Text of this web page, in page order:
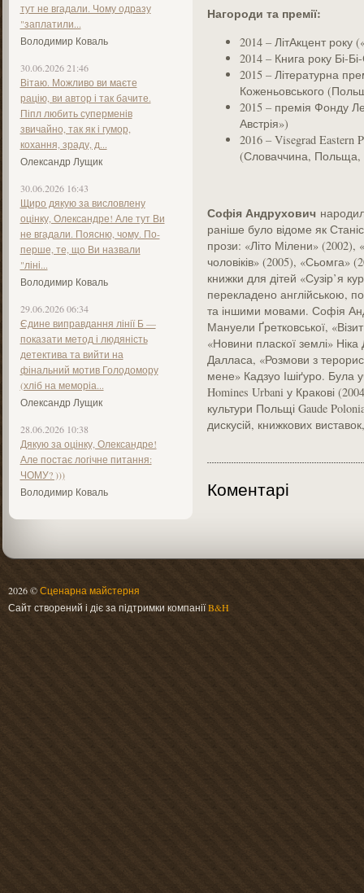
тут не вгадали. Чому одразу
"заплатили...
Володимир Коваль
30.06.2026 21:46
Вітаю. Можливо ви маєте
рацію, ви автор і так бачите.
Піпл любить суперменів
звичайно, так як і гумор,
кохання, зраду, д...
Олександр Лущик
30.06.2026 16:43
Щиро дякую за висловлену
оцінку, Олександре! Але тут Ви
не вгадали. Поясню, чому. По-
перше, те, що Ви назвали
"ліні...
Володимир Коваль
29.06.2026 06:34
Єдине виправдання лінії Б —
показати метод і людяність
детектива та вийти на
фінальний мотив Голодомору
(хліб на меморіа...
Олександр Лущик
28.06.2026 10:38
Дякую за оцінку, Олександре!
Але постає логічне питання:
ЧОМУ? )))
Володимир Коваль
Нагороди та премії:
2014 – ЛітАкцент року
2014 – Книга року Бі-
2015 – Літературна
Коженьовського
2015 – премія Фонду
Австрія»)
2016 – Visegrad Eastern
(Словаччина, Польща,
Софія Андрухович
раніше було відоме як
прози: «Літо Мілени» (2002),
чоловіків» (2005), «Сьомга»
книжки для дітей «Сузір’я
перекладено англійською,
та іншими мовами. Софія
Мануели Ґретковської,
«Новини пласкої землі»
Далласа, «Розмови з
мене» Кадзуо Ішіґуро. Була
Homines Urbani у Кракові
культури Польщі Gaude
дискусій, книжкових
Коментарі
2026 ©Сценарна майстерня
Сайт створений і діє за підтримки компаніїB&H